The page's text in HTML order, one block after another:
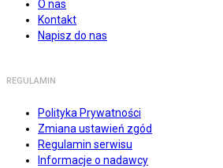
O nas
Kontakt
Napisz do nas
REGULAMIN
Polityka Prywatności
Zmiana ustawień zgód
Regulamin serwisu
Informacje o nadawcy